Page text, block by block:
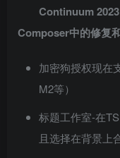
Continuum
Composer中的修复
加密狗授权现在
M2等）
标题工作室-在
且选择在背景上